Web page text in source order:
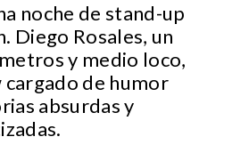
noche de stand-up
Diego Rosales, un
y medio loco,
cargado de humor
absurdas y